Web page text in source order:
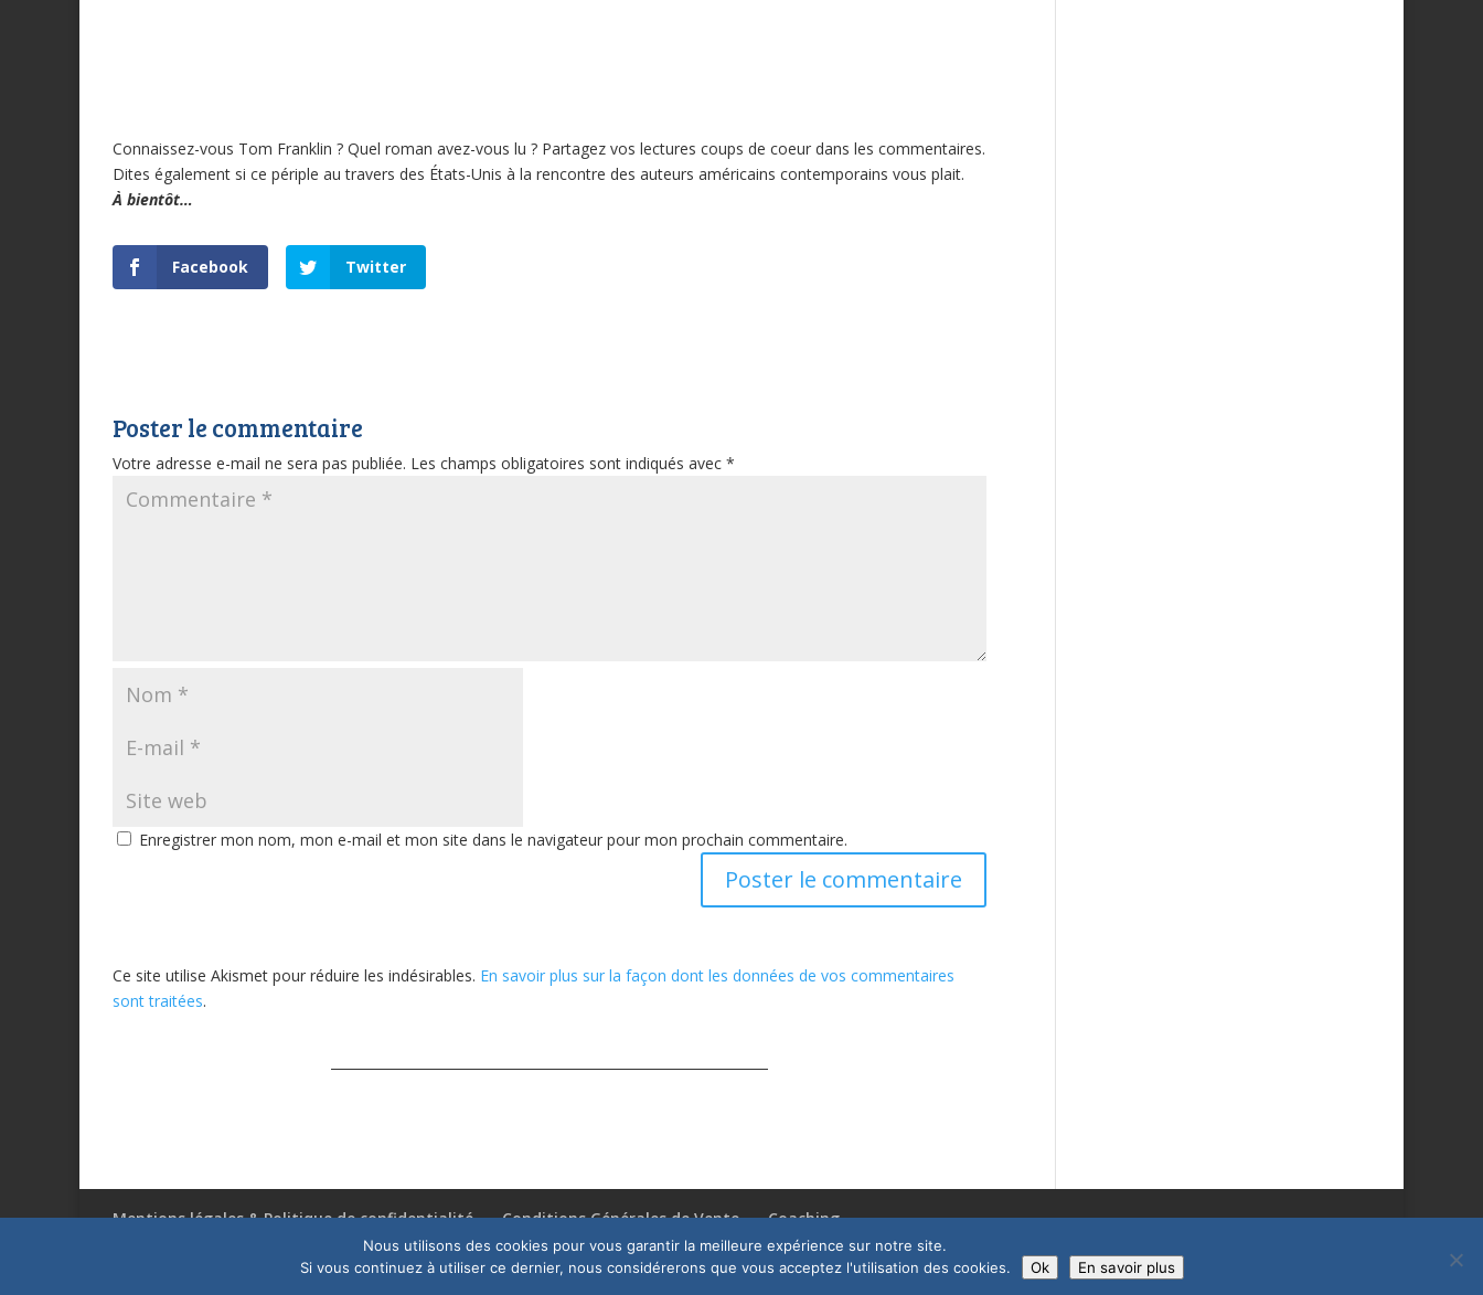
Connaissez-vous Tom Franklin ? Quel roman avez-vous lu ? Partagez vos lectures coups de coeur dans les commentaires.
Dites également si ce périple au travers des États-Unis à la rencontre des auteurs américains contemporains vous plait.
À bientôt…
Facebook Twitter
Poster le commentaire
Votre adresse e-mail ne sera pas publiée. Les champs obligatoires sont indiqués avec *
Enregistrer mon nom, mon e-mail et mon site dans le navigateur pour mon prochain commentaire.
Ce site utilise Akismet pour réduire les indésirables. En savoir plus sur la façon dont les données de vos commentaires
sont traitées.
Mentions légales & Politique de confidentialité Conditions Générales de Vente Coaching
Nous utilisons des cookies pour vous garantir la meilleure expérience sur notre site.
Si vous continuez à utiliser ce dernier, nous considérerons que vous acceptez l'utilisation des cookies.
Ok En savoir plus